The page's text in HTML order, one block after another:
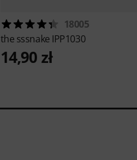
18005
the sssnake IPP1030
14,90 zł